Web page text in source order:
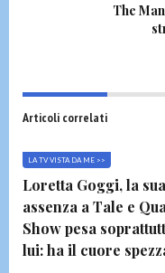
The
Articoli correlati
LA TV VISTA DA ME >>
Loretta Goggi, la sua
assenza a Tale e
Show pesa
lui: ha il cuore